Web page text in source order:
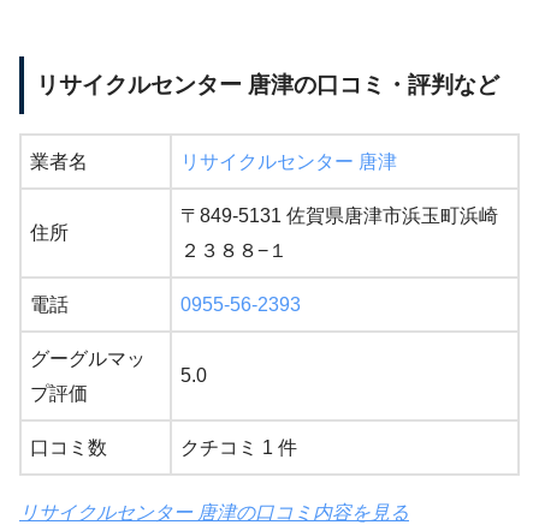
リサイクルセンター 唐津の口コミ・評判など
業者名 リサイクルセンター 唐津
住所
〒849-5131 佐賀県唐津市浜玉町浜崎
２３８８−１
電話 0955-56-2393
グーグルマッ
プ評価
5.0
口コミ数 クチコミ 1 件
リサイクルセンター 唐津の口コミ内容を見る